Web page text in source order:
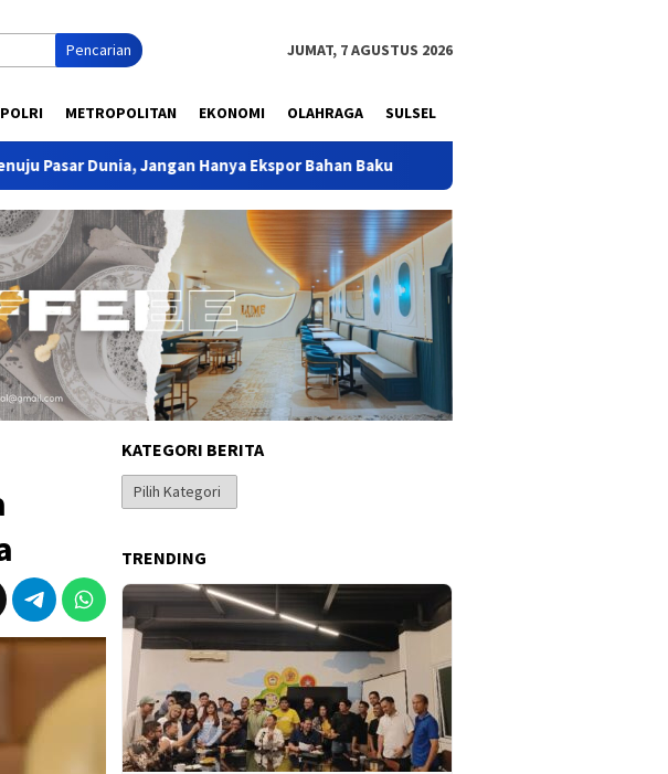
Pencarian JUMAT, 7 AGUSTUS 2026
METROPOLITAN EKONOMI OLAHRAGA SULSEL
Hanya Ekspor Bahan Baku Basri Baco Ucapkan HBD ke-50 kepada
KATEGORI BERITA
Kategori
Berita
TRENDING